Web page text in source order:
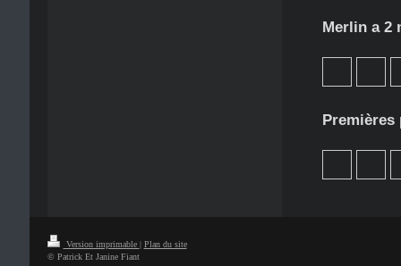
Merlin a 2
Premières
Version imprimable | Plan du site
© Patrick Et Janine Fiant